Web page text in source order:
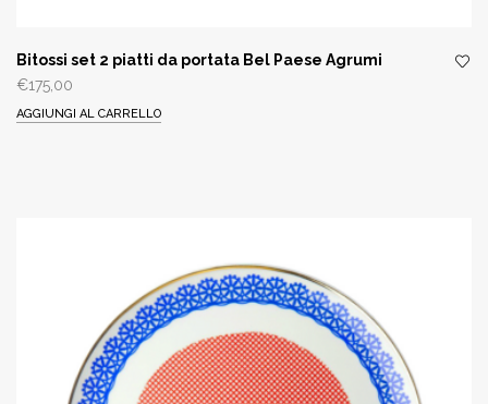
Bitossi set 2 piatti da portata Bel Paese Agrumi
€175,00
AGGIUNGI AL CARRELLO